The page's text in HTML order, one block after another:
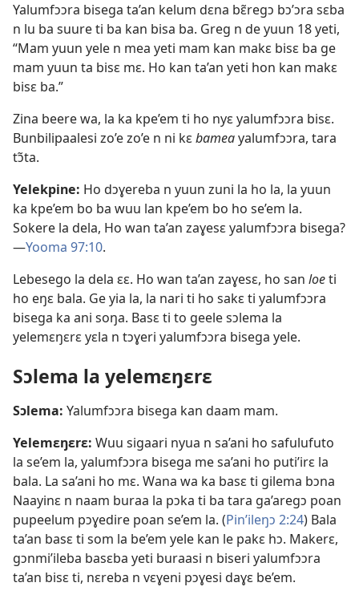
Yalumfɔɔra bisega ta’an kelum dɛna bɛ̃regɔ bɔ’ɔra sɛba
n lu ba suure ti ba kan bisa ba. Greg n de yuun 18 yeti,
“Mam yuun yele n mea yeti mam kan makɛ bisɛ ba ge
mam yuun ta bisɛ mɛ. Ho kan ta’an yeti hon kan makɛ
bisɛ ba.”
Zina beere wa, la ka kpe’em ti ho nyɛ yalumfɔɔra bisɛ.
Bunbilipaalesi zo’e zo’e n ni kɛbameayalumfɔɔra, tara
tɔ̃ta.
Yelekpine: Ho dɔɣereba n yuun zuni la ho la, la yuun
ka kpe’em bo ba wuu lan kpe’em bo ho se’em la.
Sokere la dela, Ho wan ta’an zaɣesɛ yalumfɔɔra bisega?​​
—Yooma 97:10.
Lebesego la dela ɛɛ. Ho wan ta’an zaɣesɛ, ho san loeti
ho eŋɛ bala. Ge yia la, la nari ti ho sakɛ ti yalumfɔɔra
bisega ka ani soŋa. Basɛ ti to geele sɔlema la
yelemɛŋɛrɛ yɛla n tɔɣeri yalumfɔɔra bisega yele.
Sɔlema la yelemɛŋɛrɛ
Sɔlema: Yalumfɔɔra bisega kan daam mam.
Yelemɛŋɛrɛ: Wuu sigaari nyua n sa’ani ho safulufuto
la se’em la, yalumfɔɔra bisega me sa’ani ho puti’irɛ la
bala. La sa’ani ho mɛ. Wana wa ka basɛ ti gilema bɔna
Naayinɛ n naam buraa la pɔka ti ba tara ga’aregɔ poan
pupeelum pɔɣedire poan se’em la. (Pin’ileŋɔ 2:​24) Bala
ta’an basɛ ti som la be’em yele kan le pakɛ hɔ. Makerɛ,
gɔnmi’ileba basɛba yeti buraasi n biseri yalumfɔɔra
ta’an bisɛ ti, nɛreba n vɛɣeni pɔɣesi daɣɛ be’em.